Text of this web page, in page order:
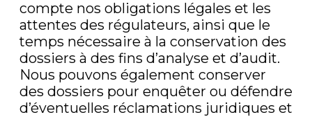
compte nos obligations légales et les
attentes des régulateurs, ainsi que le
temps nécessaire à la conservation des
dossiers à des fins d’analyse et d’audit.
Nous pouvons également conserver
des dossiers pour enquêter ou défendre
d’éventuelles réclamations juridiques et